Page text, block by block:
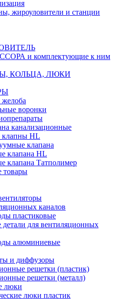
жироуловители и станции
и комплектующие к ним
КОЛЬЦА, ЛЮКИ
воронки
канализационные
клапны HL
клапана
клапана HL
клапана Татполимер
товары
каналов
пластиковые
для вентиляционных
алюминиевые
и диффузоры
решетки (пластик)
решетки (металл)
люки
люки пластик